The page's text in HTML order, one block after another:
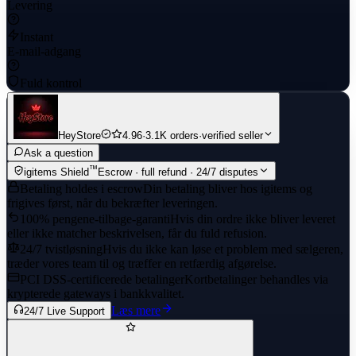
Pickaxes: 47
Dances: 74
Gliders: 55
Wraps: 24
Banners: 139
Sprays: 96
Exclusives: 39
Levering
Instant
E-mail-adgang
Fuld kontrol
HeyStore 4.96·3.1K orders·verified seller
Ask a question
igitems Shield™ Escrow · full refund · 24/7 disputes
Betaling holdes i escrow Din betaling bliver hos igitems og
frigives først, når du bekræfter leveringen.
100% pengene-tilbage-garanti Hvis din ordre ikke bliver leveret
eller ikke matcher beskrivelsen, får du fuld refusion.
24/7 tvistløsning Hvis du ikke kan løse et problem med sælgeren,
træder vores team til og træffer en retfærdig afgørelse.
PCI DSS-certificerede betalinger Kortbetalinger behandles via
krypterede gateways i bankkvalitet.
24/7 Live Support Læs mere